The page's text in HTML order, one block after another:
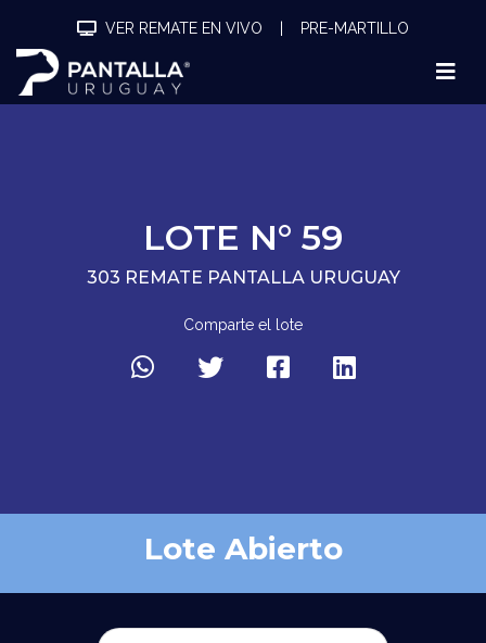
VER REMATE EN VIVO PRE-MARTILLO
LOTE N° 59
303 REMATE PANTALLA URUGUAY
Comparte el lote
Lote Abierto